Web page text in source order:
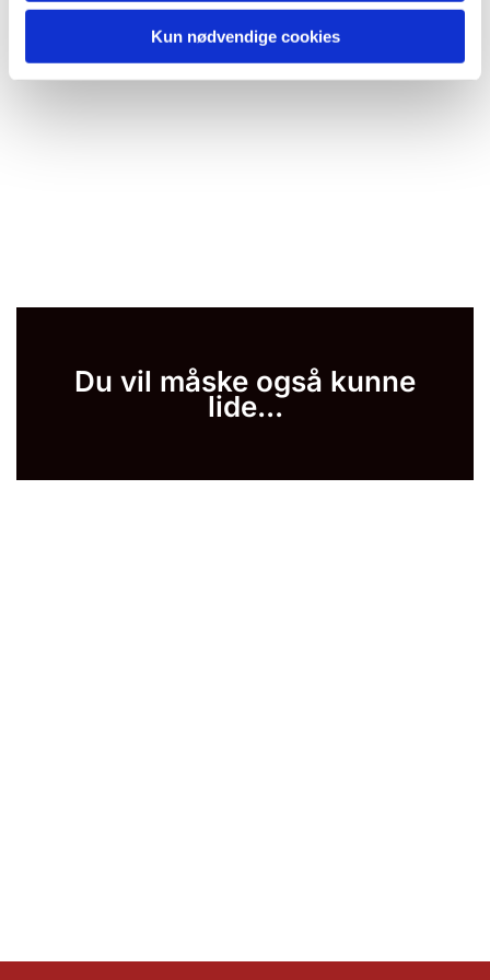
Kun nødvendige cookies
Du vil måske også kunne
lide...